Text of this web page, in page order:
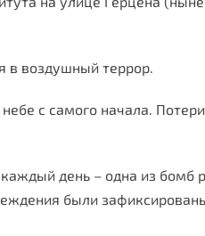
в воздушный террор.
с самого начала.
день – одна из бомб
были